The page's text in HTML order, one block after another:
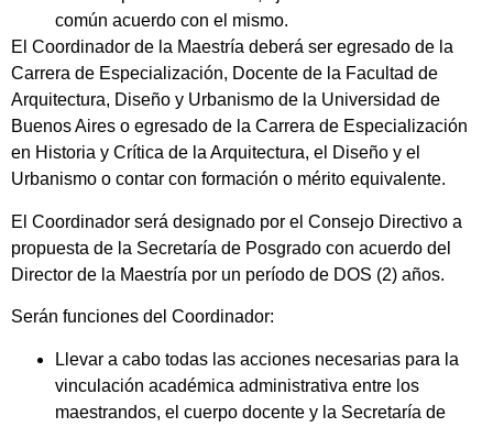
común acuerdo con el mismo.
El Coordinador de la Maestría deberá ser egresado de la
Carrera de Especialización, Docente de la Facultad de
Arquitectura, Diseño y Urbanismo de la Universidad de
Buenos Aires o egresado de la Carrera de Especialización
en Historia y Crítica de la Arquitectura, el Diseño y el
Urbanismo o contar con formación o mérito equivalente.
El Coordinador será designado por el Consejo Directivo a
propuesta de la Secretaría de Posgrado con acuerdo del
Director de la Maestría por un período de DOS (2) años.
Serán funciones del Coordinador:
Llevar a cabo todas las acciones necesarias para la
vinculación académica administrativa entre los
maestrandos, el cuerpo docente y la Secretaría de